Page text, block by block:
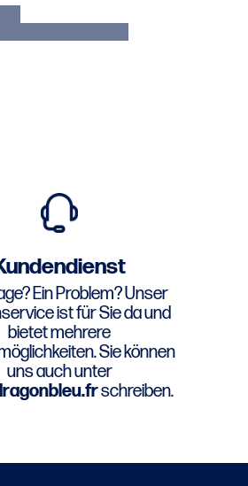
Ein Problem? Unser
ist für Sie da und
bietet mehrere
Sie können
uns auch unter
schreiben.